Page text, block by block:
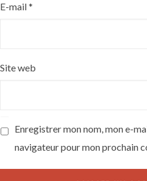
E-mail*
Site web
Enregistrer mon nom, mon e-
navigateur pour mon prochain